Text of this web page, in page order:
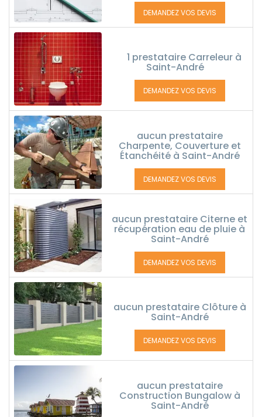
DEMANDEZ VOS DEVIS
1 prestataire Carreleur à
Saint-André
DEMANDEZ VOS DEVIS
aucun prestataire
Charpente, Couverture et
Étanchéité à Saint-André
DEMANDEZ VOS DEVIS
aucun prestataire Citerne et
récupération eau de pluie à
Saint-André
DEMANDEZ VOS DEVIS
aucun prestataire Clôture à
Saint-André
DEMANDEZ VOS DEVIS
aucun prestataire
Construction Bungalow à
Saint-André